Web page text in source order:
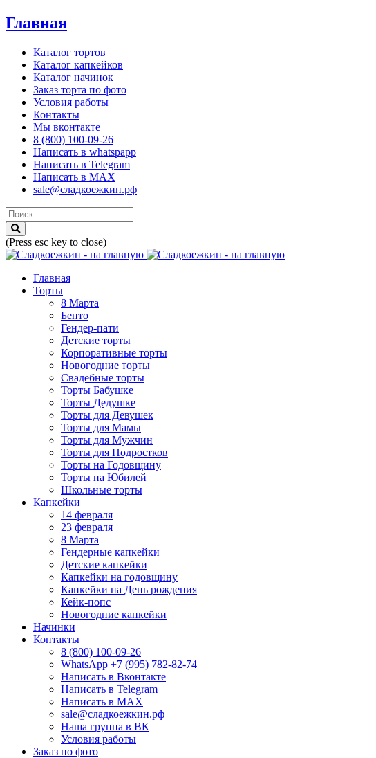
Главная
Каталог тортов
Каталог капкейков
Каталог начинок
Заказ торта по фото
Условия работы
Контакты
Мы вконтакте
8 (800) 100-09-26
Написать в whatspapp
Написать в Telegram
Написать в MAX
sale@сладкоежкин.рф
(Press esc key to close)
Главная
Торты
8 Марта
Бенто
Гендер-пати
Детские торты
Корпоративные торты
Новогодние торты
Свадебные торты
Торты Бабушке
Торты Дедушке
Торты для Девушек
Торты для Мамы
Торты для Мужчин
Торты для Подростков
Торты на Годовщину
Торты на Юбилей
Школьные торты
Капкейки
14 февраля
23 февраля
8 Марта
Гендерные капкейки
Детские капкейки
Капкейки на годовщину
Капкейки на День рождения
Кейк-попс
Новогодние капкейки
Начинки
Контакты
8 (800) 100-09-26
WhatsApp +7 (995) 782-82-74
Написать в Вконтакте
Написать в Telegram
Написать в MAX
sale@сладкоежкин.рф
Наша группа в ВК
Условия работы
Заказ по фото